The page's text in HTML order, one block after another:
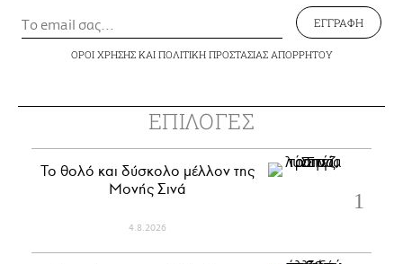
ΕΓΓΡΑΦΗ
ΟΡΟΙ ΧΡΗΣΗΣΚΑΙ ΠΟΛΙΤΙΚΗ ΠΡΟΣΤΑΣΙΑΣ ΑΠΟΡΡΗΤΟΥ
ΕΠΙΛΟΓΕΣ
Το θολό και δύσκολο μέλλον της
Μονής Σινά
4.8.2026